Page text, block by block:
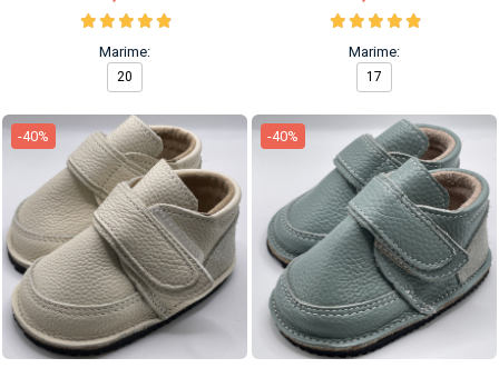
Marime:
20
Marime:
17
-40% -40%